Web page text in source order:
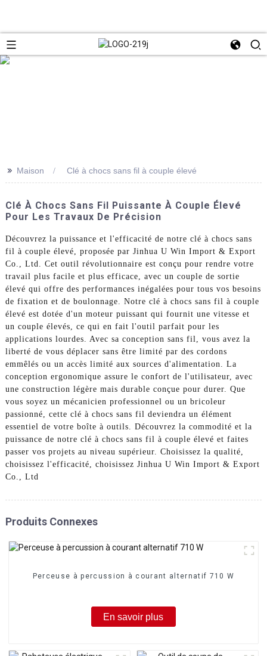
>> Maison Clé à chocs sans fil à couple élevé
Clé À Chocs Sans Fil Puissante À Couple Élevé
Pour Les Travaux De Précision
Découvrez la puissance et l'efficacité de notre clé à chocs sans
fil à couple élevé, proposée par Jinhua U Win Import & Export
Co., Ltd. Cet outil révolutionnaire est conçu pour rendre votre
travail plus facile et plus efficace, avec un couple de sortie
élevé qui offre des performances inégalées pour tous vos besoins
de fixation et de boulonnage. Notre clé à chocs sans fil à couple
élevé est dotée d'un moteur puissant qui fournit une vitesse et
un couple élevés, ce qui en fait l'outil parfait pour les
applications lourdes. Avec sa conception sans fil, vous avez la
liberté de vous déplacer sans être limité par des cordons
emmêlés ou un accès limité aux sources d'alimentation. La
conception ergonomique assure le confort de l'utilisateur, avec
une construction légère mais durable conçue pour durer. Que
vous soyez un mécanicien professionnel ou un bricoleur
passionné, cette clé à chocs sans fil deviendra un élément
essentiel de votre boîte à outils. Découvrez la commodité et la
puissance de notre clé à chocs sans fil à couple élevé et faites
passer vos projets au niveau supérieur. Choisissez la qualité,
choisissez l'efficacité, choisissez Jinhua U Win Import & Export
Co., Ltd
Produits Connexes
Perceuse à percussion à courant alternatif 710 W
En savoir plus